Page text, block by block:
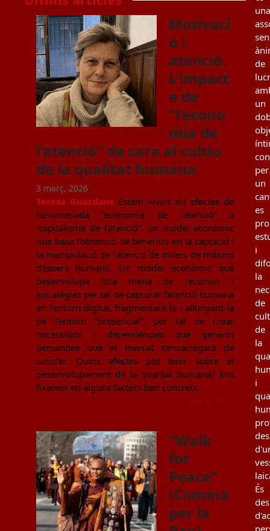
Motivaci
ó i
atenció.
L’impact
e de
“l’econo
mia de
l’atenció” de cara al cultiu
de la qualitat humana
3 març, 2026
Teresa Guardans Estem vivint els efectes de
l'anomenada “economia de l'atenció” o
“capitalisme de l'atenció”, un model econòmic
que basa l'obtenció de beneficis en la captació i
la manipulació de l'atenció de milers de milions
d'éssers humans. Un model econòmic que
desenvolupa tota mena de recursos i
estratègies per tal de capturar l’atenció humana
en l’entorn digital, fragmentant-la i allunyant-la
de l’entorn “presencial”, per tal de crear
necessitats i dependències que generin
demandes que el mercat s’encarregarà de
satisfer. Quins efectes pot tenir sobre el
desenvolupament de la qualitat humana? Ens
fixarem en alguns factors ben concrets.
“Walk
for
Peace”
(Camina
per la
una
de
un
per
un
es
i
la
de
de
la
i
des
És
des